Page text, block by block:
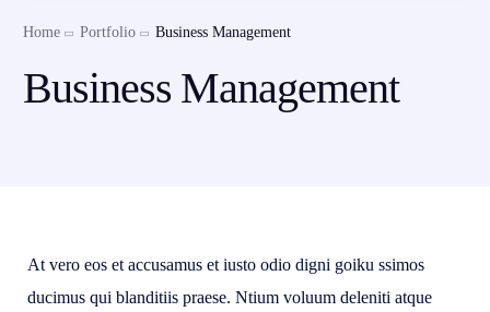
Home Portfolio Business Management
Business Management
At vero eos et accusamus et iusto odio digni goiku ssimos
ducimus qui blanditiis praese. Ntium voluum deleniti atque